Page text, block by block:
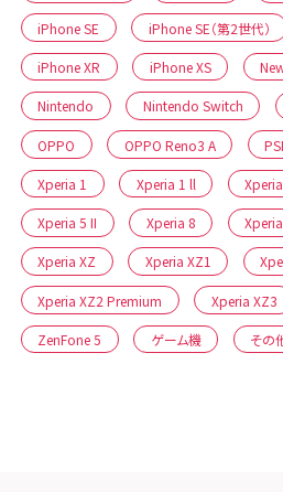
iPhone SE iPhone SE（第2世代）
iPhone XR iPhone XS
Nintendo Nintendo Switch
OPPO OPPO Reno3 A
Xperia 1 Xperia 1 ll
Xperia 5 II Xperia 8
Xperia XZ Xperia XZ1
Xperia XZ2 Premium Xperia XZ3
ZenFone 5 ゲーム機 その